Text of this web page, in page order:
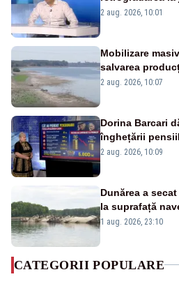
catastrofă
2 aug. 2026, 10:01
Mobilizare
salvarea
va detona o
2 aug. 2026, 10:07
Dorina Barcari
înghețării
pierdute de
2 aug. 2026, 10:09
Dunărea a
la suprafață
război mondial
1 aug. 2026, 23:10
CATEGORII POPULARE